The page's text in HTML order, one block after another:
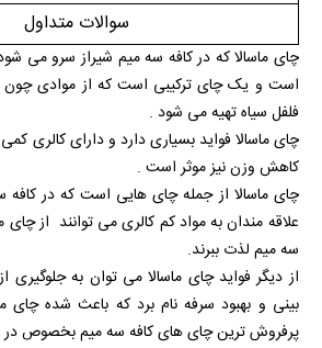
سوالات متداول
چای ماسالا که در کافه سه میم شیراز سرو می
است و یک چای ترکیبی است که از موادی
فلفل سیاه تهیه می شود .
چای ماسالا فواید بسیاری دارد و دارای کالری
کاهش وزن نیز موثر است .
چای ماسالا از جمله چای هایی است که در
علاقه مندان به مواد کم کالری می توانند از چای
سه میم لذت ببرند.
از دیگر فواید چای ماسالا می توان به جلوگیری
بینی و بهبود سرفه نام برد که باعث شده چای
پرفروش ترین چای های کافه سه میم بخصوص